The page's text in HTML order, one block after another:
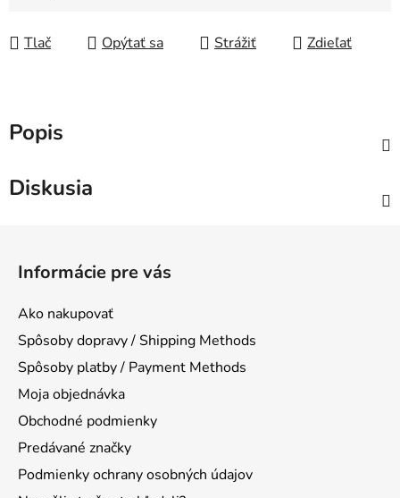
Tlač
Opýtať sa Strážiť Zdieľať
Popis
Diskusia
Informácie pre vás
Ako nakupovať
Spôsoby dopravy / Shipping Methods
Spôsoby platby / Payment Methods
Moja objednávka
Obchodné podmienky
Predávané značky
Podmienky ochrany osobných údajov